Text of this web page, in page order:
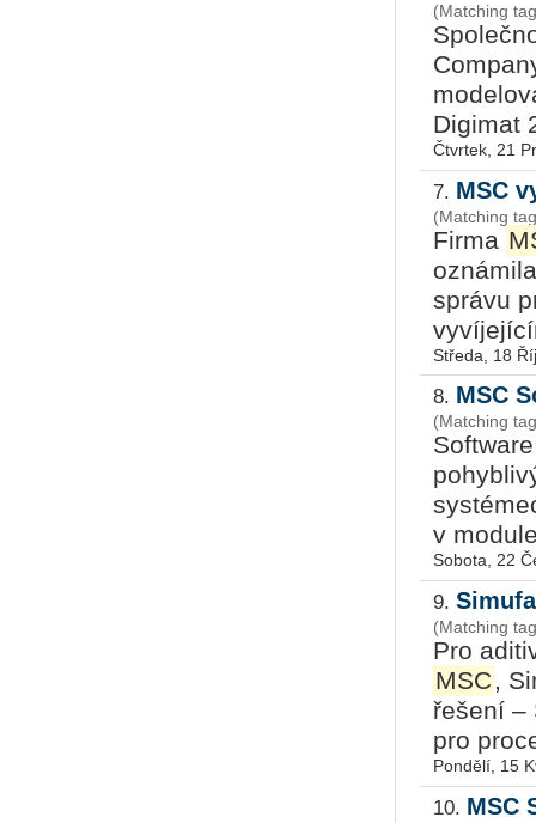
(Matching
Digimat
Čtvrtek, 21
7. MSC
(Matching
Firma
správu
Středa, 18
8. MSC
(Matching
v
Sobota, 22
9.
(Matching
Pro
MSC ,
řešení –
pro
Pondělí, 15
10. MSC